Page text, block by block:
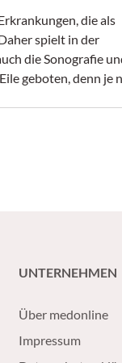
die als
spielt in der
die Sonografie
geboten, denn je
UNTERNEHMEN
Über medonline
Impressum